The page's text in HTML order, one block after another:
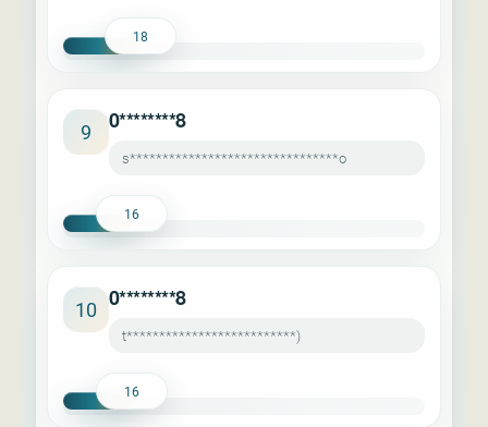
18
9 0********8
s********************************o
16
10 0********8
t**************************)
16